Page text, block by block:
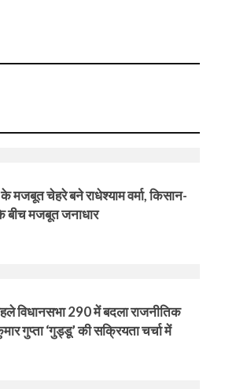
मजबूत चेहरे बने राधेश्याम वर्मा, किसान-
बीच मजबूत जनाधार
विधानसभा 290 में बदला राजनीतिक
गुप्ता ‘गुड्डू’ की सक्रियता चर्चा में